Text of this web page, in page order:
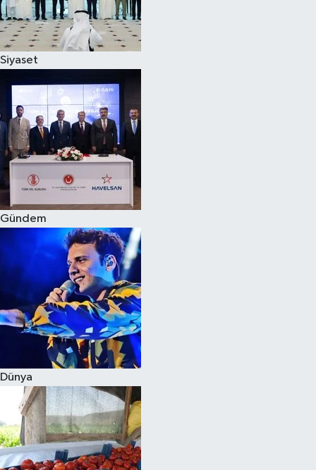
Siyaset
Gündem
Dünya
Spor
Çocuk
Eğitim
Hava Durumu
Kadın
Kim kimdir?
Kültür Sanat
Sağlık
Siyaset
Teknoloji
Televizyon
Yaşam-Çevre